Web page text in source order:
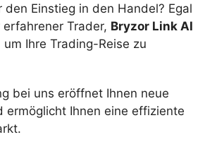
Einstieg in den Handel? Egal
Trader, Bryzor Link AI
Ihre Trading-Reise zu
bei uns eröffnet Ihnen neue
ermöglicht Ihnen eine effiziente